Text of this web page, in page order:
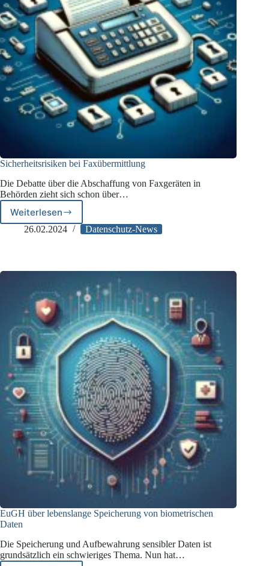
Sicherheitsrisiken bei Faxübermittlung
Die Debatte über die Abschaffung von Faxgeräten in
Behörden zieht sich schon über…
WeiterlesenSicherheitsrisiken
bei
26.02.2024 Datenschutz-News
EuGH über lebenslange Speicherung von biometrischen
Daten
Die Speicherung und Aufbewahrung sensibler Daten ist
grundsätzlich ein schwieriges Thema. Nun hat…